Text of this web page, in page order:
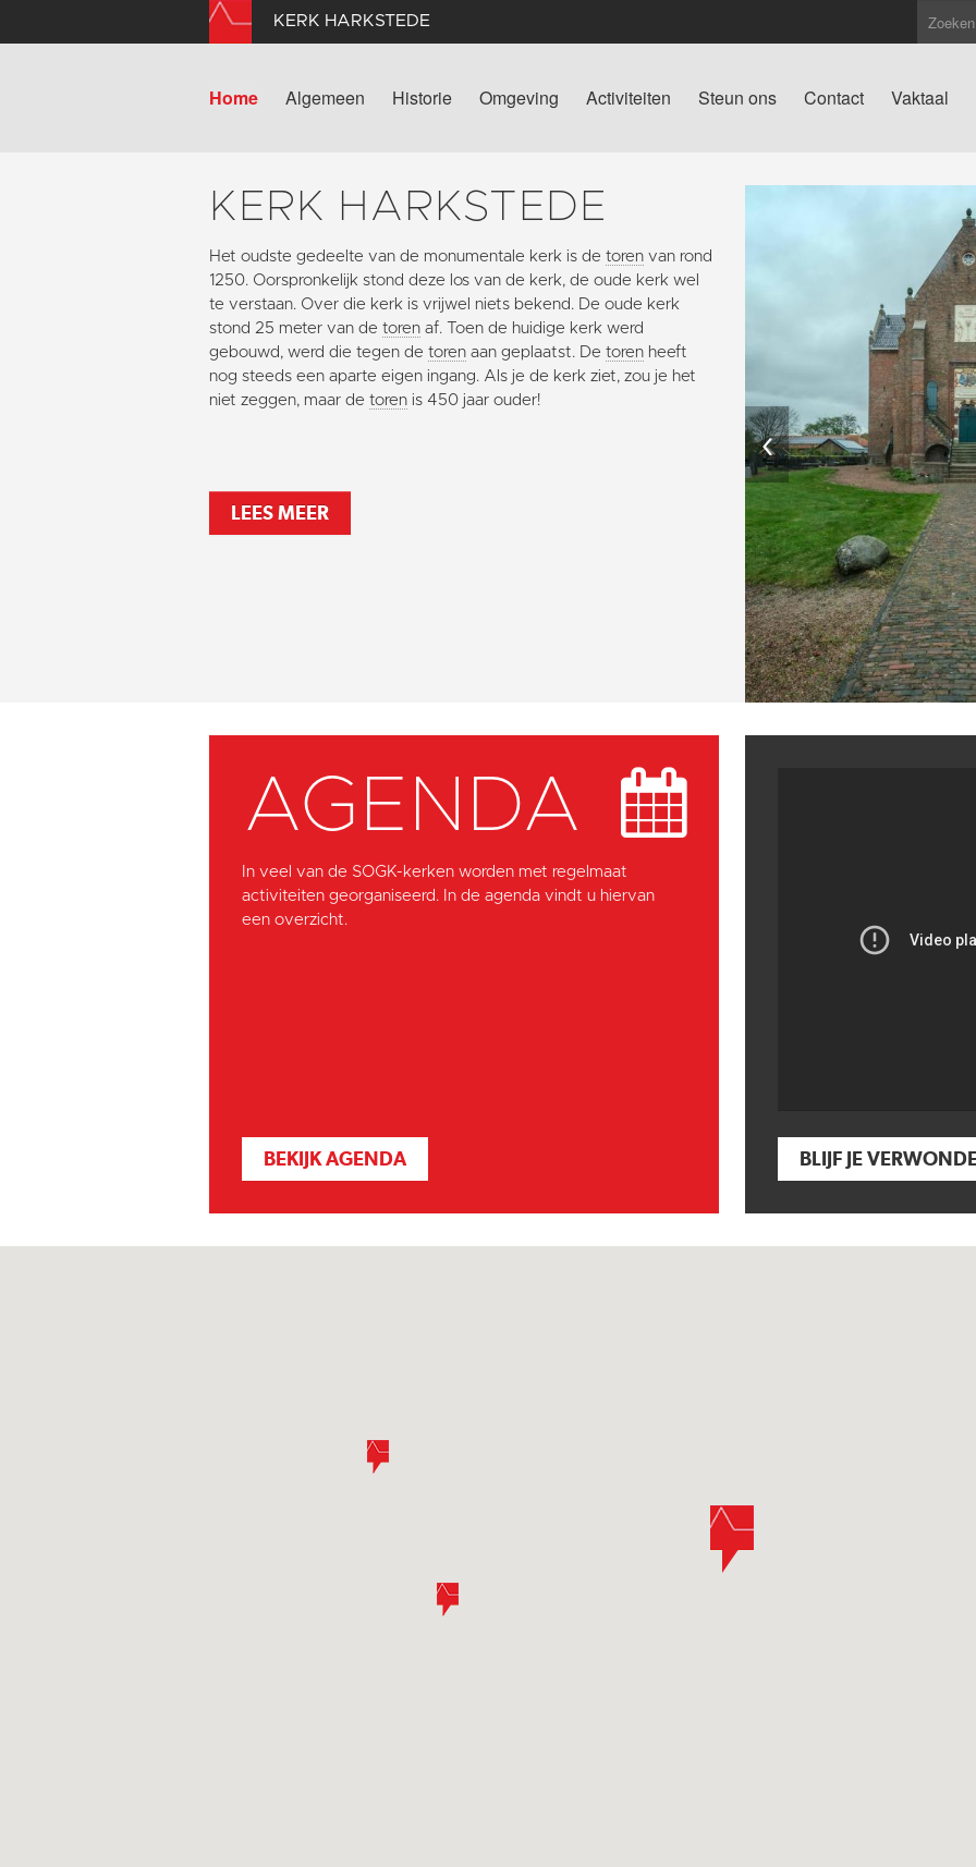
KERK HARKSTEDE
Home Algemeen Historie Omgeving Activiteiten Steun ons Contact Vaktaal
KERK HARKSTEDE
Het oudste gedeelte van de monumentale kerk is de toren van rond
1250. Oorspronkelijk stond deze los van de kerk, de oude kerk wel
te verstaan. Over die kerk is vrijwel niets bekend. De oude kerk
stond 25 meter van de toren af. Toen de huidige kerk werd
gebouwd, werd die tegen de toren aan geplaatst. De toren heeft
nog steeds een aparte eigen ingang. Als je de kerk ziet, zou je het
niet zeggen, maar de toren is 450 jaar ouder!
LEES MEER
‹
AGENDA
In veel van de SOGK-kerken worden met regelmaat
activiteiten georganiseerd. In de agenda vindt u hiervan
een overzicht.
BEKIJK AGENDA BLIJF JE